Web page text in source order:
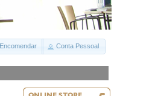
Encomendar Conta Pessoal